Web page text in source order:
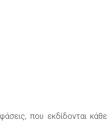
που εκδίδονται κάθε